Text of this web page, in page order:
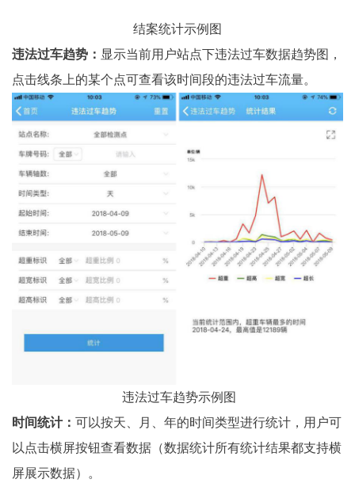
结案统计示例图
违法过车趋势： 显示当前用户站点下违法过车数据趋势图，
点击线条上的某个点可查看该时间段的违法过车流量。
违法过车趋势示例图
时间统计： 可以按天、月、年的时间类型进行统计，用户可
以点击横屏按钮查看数据（数据统计所有统计结果都支持横
屏展示数据）。